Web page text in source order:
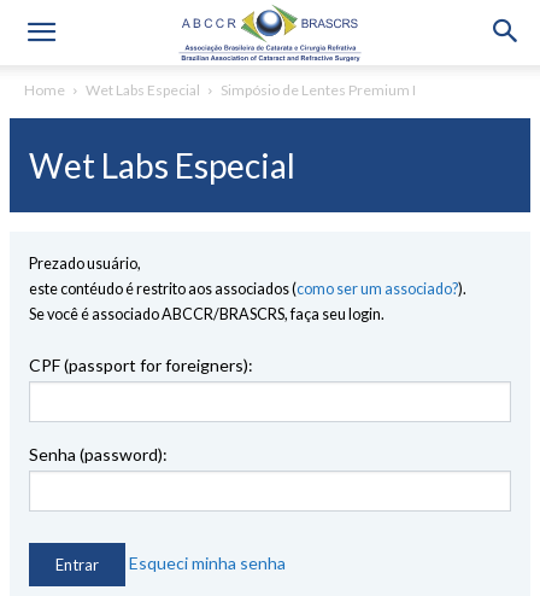
Home Wet Labs Especial Simpósio de Lentes Premium I
Wet Labs Especial
Prezado usuário,
este contéudo é restrito aos associados (como ser um associado?).
Se você é associado ABCCR/BRASCRS, faça seu login.
CPF (passport for foreigners):
Senha (password):
Esqueci minha senha